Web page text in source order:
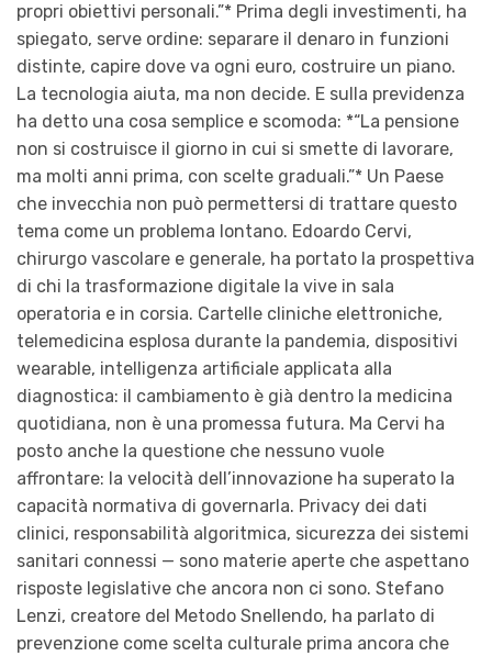
propri obiettivi personali.”* Prima degli investimenti, ha
spiegato, serve ordine: separare il denaro in funzioni
distinte, capire dove va ogni euro, costruire un piano.
La tecnologia aiuta, ma non decide. E sulla previdenza
ha detto una cosa semplice e scomoda: *“La pensione
non si costruisce il giorno in cui si smette di lavorare,
ma molti anni prima, con scelte graduali.”* Un Paese
che invecchia non può permettersi di trattare questo
tema come un problema lontano. Edoardo Cervi,
chirurgo vascolare e generale, ha portato la prospettiva
di chi la trasformazione digitale la vive in sala
operatoria e in corsia. Cartelle cliniche elettroniche,
telemedicina esplosa durante la pandemia, dispositivi
wearable, intelligenza artificiale applicata alla
diagnostica: il cambiamento è già dentro la medicina
quotidiana, non è una promessa futura. Ma Cervi ha
posto anche la questione che nessuno vuole
affrontare: la velocità dell’innovazione ha superato la
capacità normativa di governarla. Privacy dei dati
clinici, responsabilità algoritmica, sicurezza dei sistemi
sanitari connessi — sono materie aperte che aspettano
risposte legislative che ancora non ci sono. Stefano
Lenzi, creatore del Metodo Snellendo, ha parlato di
prevenzione come scelta culturale prima ancora che